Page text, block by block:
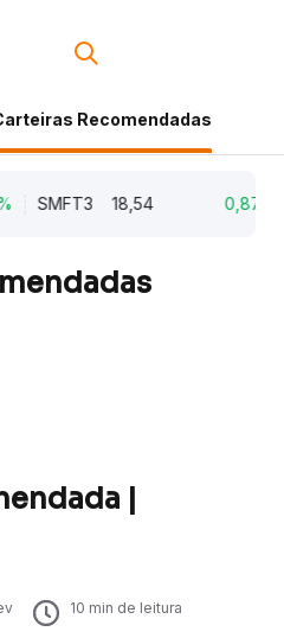
Recomendadas
SMFT3 18,54 0,87%
|
10 min de leitura